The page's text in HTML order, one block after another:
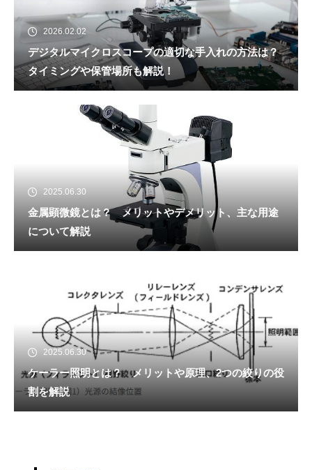
2026.02.02
デジタルマイクロスコープの適切な手入れの方法は？
タイミングや保管場所も解説！
2025.06.30
金属顕微鏡とは？ メリットやデメリット、主な用途
について解説
2025.06.30
ケーラー照明とは？ メリットや原理、2つの絞りの役
割を解説